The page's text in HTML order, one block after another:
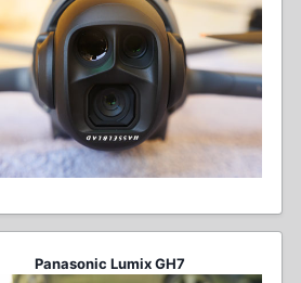
Panasonic Lumix GH7